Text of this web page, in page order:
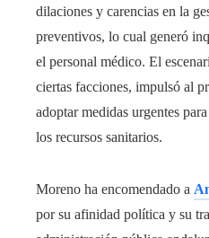
dilaciones y carencias en la
preventivos, lo cual generó
el personal médico. El
ciertas facciones, impulsó al
adoptar medidas urgentes
los recursos sanitarios.
Moreno ha encomendado a
por su afinidad política y su